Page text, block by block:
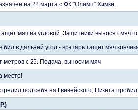
на 22 марта с ФК "Олимп" Химки.
мяч на угловой. Защитники выносят мяч
бил в дальний угол - вратарь тащит мяч
с 25. Подача, выносим мяч
месте!
под себя на Гвинейского, Никита